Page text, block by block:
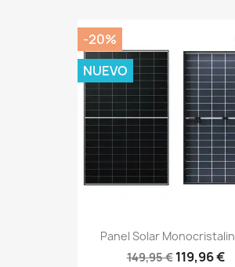
Panel Solar
149,95 € 119,96 €
-20%
NUEVO